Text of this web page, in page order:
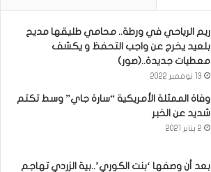
ريم الرياحي في ورطة.. محامي طليقها مديح
بلعيد يخرج عن واجب التحفظ و يكشف
معطيات جديدة..(صور)
13 نوفمبر 2022
وفاة الممثلة الأمريكية “سارة جاي” وسط تكتم
شديد عن الخبر
2 يناير 2021
بعد أن وصفها ‘بنت الكوري’..بية الزردي تهاجم